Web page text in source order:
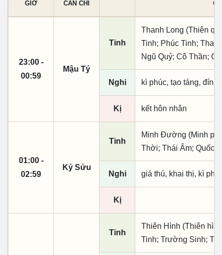
GIỜ CAN CHI
23:00 -
00:59
Mậu Tý
Tinh
Thanh Long (Thiên
Tinh; Phúc Tinh;
Ngũ Quỷ; Cô Thần;
Nghi kì phúc, tạo táng, đính
Kị kết hôn nhân
01:00 -
02:59
Kỷ Sửu
Tinh
Minh Đường (Minh
Thời; Thái Âm; Quốc
Nghi giá thú, khai thị, kì
Kị
Tinh
Thiên Hình (Thiên
Tinh; Trường Sinh;